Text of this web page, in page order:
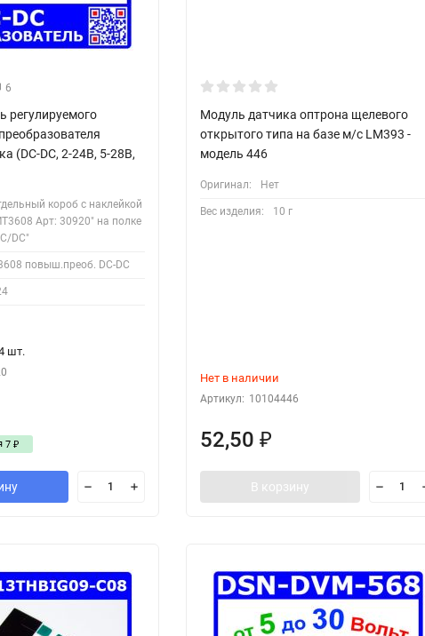
6
регулируемого
(DC-DC, 2-24В, 5-28В,
короб с наклейкой
Арт: 30920" на полке
DC"
повыш.преоб. DC-DC
шт.
7 ₽
Модуль датчика оптрона щелевого
открытого типа на базе м/с LM393 -
модель 446
Оригинал: Нет
Вес изделия: 10 г
Нет в наличии
Артикул: 10104446
52,50 ₽
В корзину